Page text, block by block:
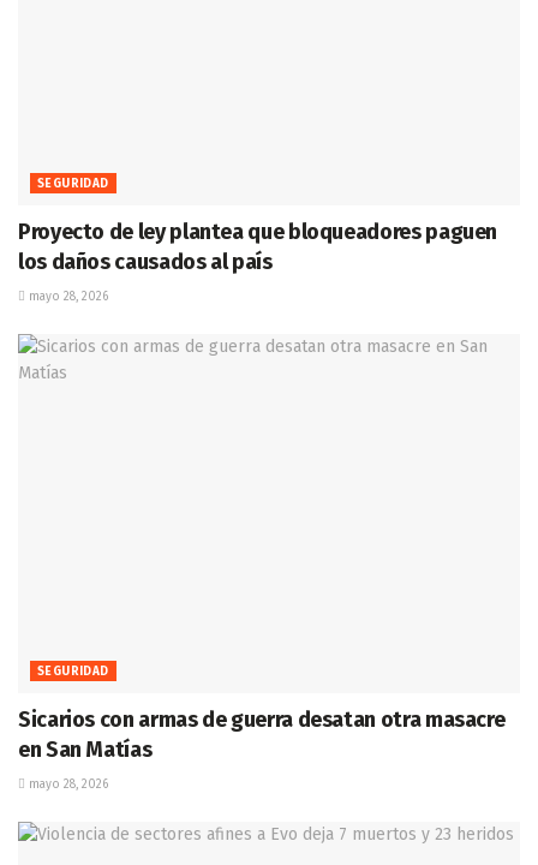
SEGURIDAD
Proyecto de ley plantea que bloqueadores paguen
los daños causados al país
mayo 28, 2026
SEGURIDAD
Sicarios con armas de guerra desatan otra masacre
en San Matías
mayo 28, 2026